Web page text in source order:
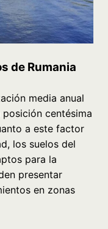
de Rumania
media anual
centésima
a este factor
los suelos del
para la
presentar
en zonas